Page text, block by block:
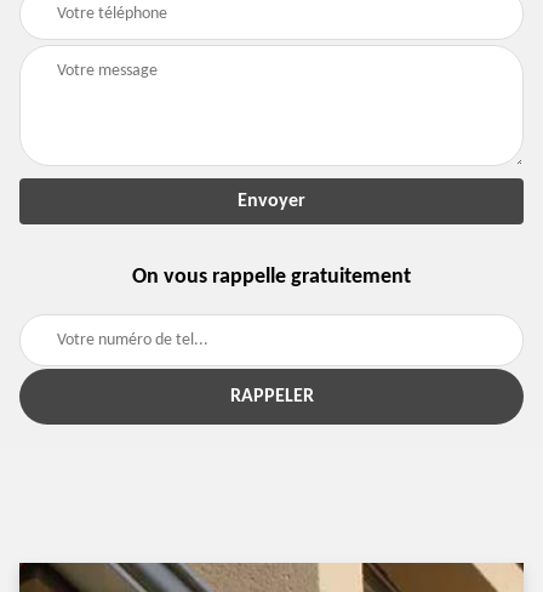
On vous rappelle gratuitement